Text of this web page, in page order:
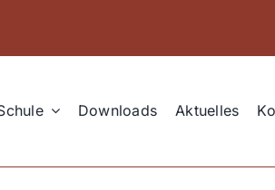
Downloads Aktuelles